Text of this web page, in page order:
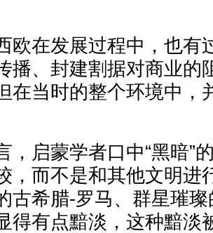
在发展过程中，也有
播、封建割据对商业的
在当时的整个环境中，
启蒙学者口中“黑暗”
，而不是和其他文明进
古希腊-罗马、群星璀
得有点黯淡，这种黯淡